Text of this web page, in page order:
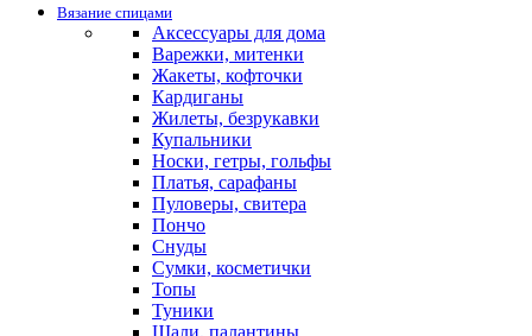
Вязание спицами
Аксессуары для дома
Варежки, митенки
Жакеты, кофточки
Кардиганы
Жилеты, безрукавки
Купальники
Носки, гетры, гольфы
Платья, сарафаны
Пуловеры, свитера
Пончо
Снуды
Сумки, косметички
Топы
Туники
Шали, палантины